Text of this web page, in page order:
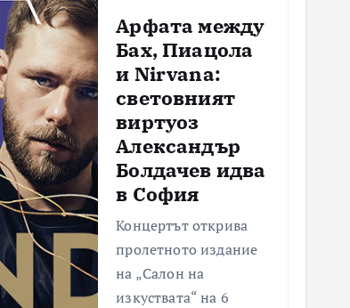
Арфата между
Бах, Пиацола
и Nirvana:
световният
виртуоз
Александър
Болдачев идва
в София
Концертът открива
пролетното издание
на „Салон на
изкуствата“ на 6